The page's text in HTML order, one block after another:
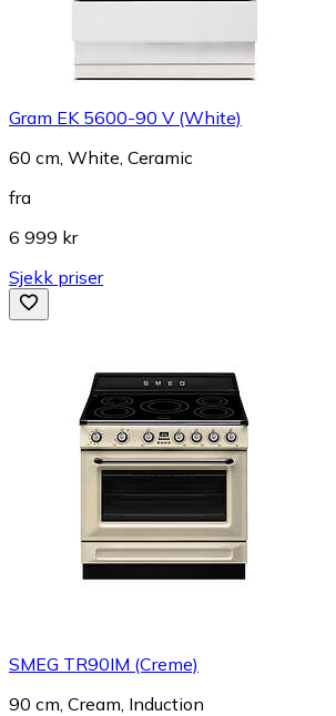
Gram EK 5600-90 V (White)
60 cm, White, Ceramic
fra
6 999 kr
Sjekk priser
SMEG TR90IM (Creme)
90 cm, Cream, Induction